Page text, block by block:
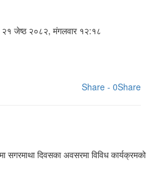
२१ जेष्ठ २०८२, मंगलवार १२:१८
Share - 0Share
सगरमाथा दिवसका अवसरमा विविध कार्यक्रमको